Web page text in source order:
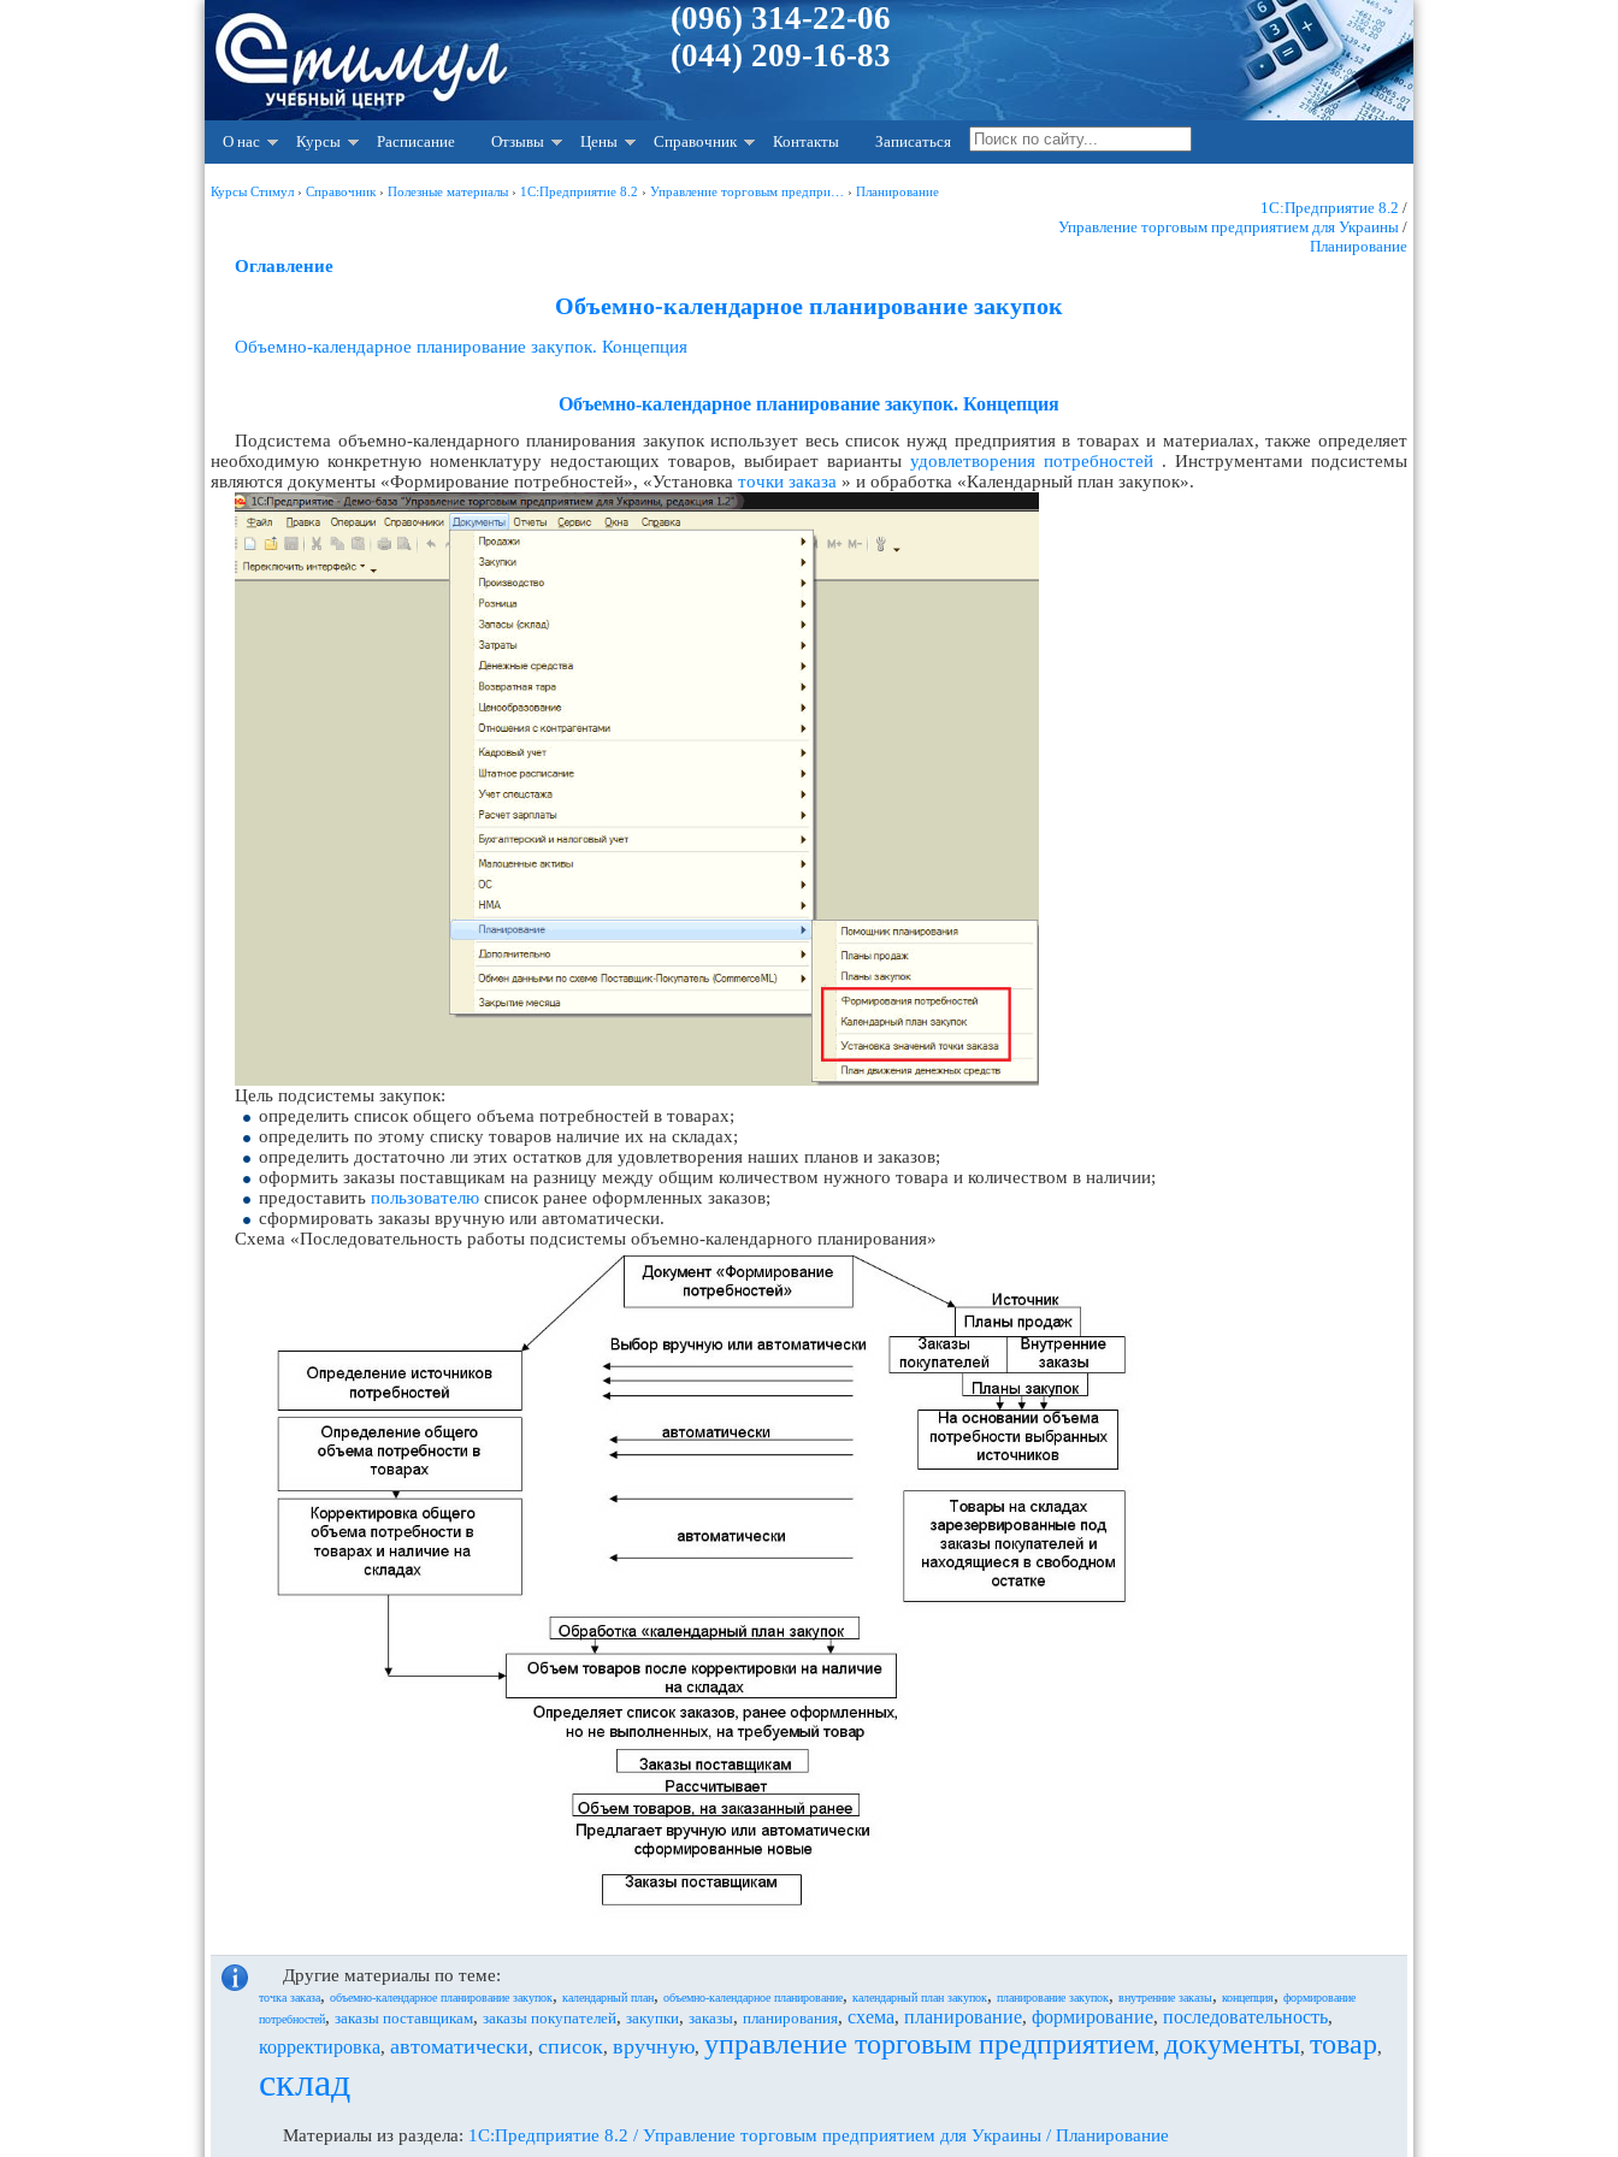
(096) 314-22-06
(044) 209-16-83
О нас Курсы Расписание Отзывы Цены Справочник Контакты Записаться
Курсы Стимул › Справочник › Полезные материалы › 1С:Предприятие 8.2 › Управление торговым предпри… › Планирование
1С:Предприятие 8.2 /
Управление торговым предприятием для Украины /
Планирование
Оглавление
Объемно-календарное планирование закупок
Объемно-календарное планирование закупок. Концепция
Объемно-календарное планирование закупок. Концепция
Подсистема объемно-календарного планирования закупок использует весь список нужд предприятия в товарах и материалах, также определяет
необходимую конкретную номенклатуру недостающих товаров, выбирает варианты удовлетворения потребностей . Инструментами подсистемы
являются документы «Формирование потребностей», «Установка точки заказа » и обработка «Календарный план закупок».
Цель подсистемы закупок:
определить список общего объема потребностей в товарах;
определить по этому списку товаров наличие их на складах;
определить достаточно ли этих остатков для удовлетворения наших планов и заказов;
оформить заказы поставщикам на разницу между общим количеством нужного товара и количеством в наличии;
предоставить пользователю список ранее оформленных заказов;
сформировать заказы вручную или автоматически.
Схема «Последовательность работы подсистемы объемно-календарного планирования»
Другие материалы по теме:
точка заказа, объемно-календарное планирование закупок, календарный план, объемно-календарное планирование, календарный план закупок, планирование закупок, внутренние заказы, концепция, формирование
потребностей, заказы поставщикам, заказы покупателей, закупки, заказы, планирования, схема, планирование, формирование, последовательность,
корректировка, автоматически, список, вручную, управление торговым предприятием, документы, товар,
склад
Материалы из раздела: 1С:Предприятие 8.2 / Управление торговым предприятием для Украины / Планирование